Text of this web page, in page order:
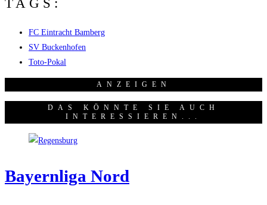
TAGS:
FC Eintracht Bamberg
SV Buckenhofen
Toto-Pokal
ANZEI­GEN
DAS KÖNNTE SIE AUCH
INTERESSIEREN...
Bay­ern­li­ga Nord